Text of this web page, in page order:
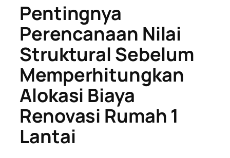
Pentingnya
Perencanaan Nilai
Struktural Sebelum
Memperhitungkan
Alokasi Biaya
Renovasi Rumah 1
Lantai